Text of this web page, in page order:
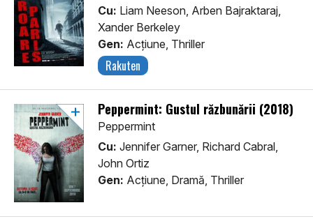
Cu: Liam Neeson, Arben Bajraktaraj,
Xander Berkeley
Gen: Acţiune, Thriller
Rakuten
Peppermint: Gustul răzbunării (2018)
Peppermint
Cu: Jennifer Garner, Richard Cabral,
John Ortiz
Gen: Acţiune, Dramă, Thriller